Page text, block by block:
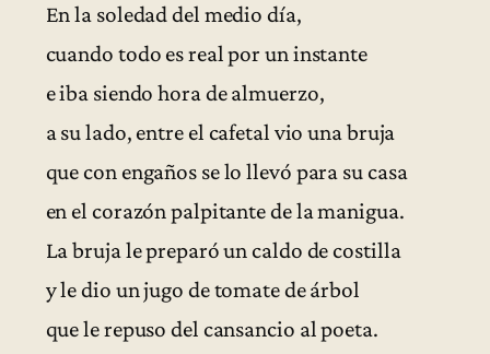
En la soledad del medio día,
cuando todo es real por un instante
e iba siendo hora de almuerzo,
a su lado, entre el cafetal vio una bruja
que con engaños se lo llevó para su casa
en el corazón palpitante de la manigua.
La bruja le preparó un caldo de costilla
y le dio un jugo de tomate de árbol
que le repuso del cansancio al poeta.